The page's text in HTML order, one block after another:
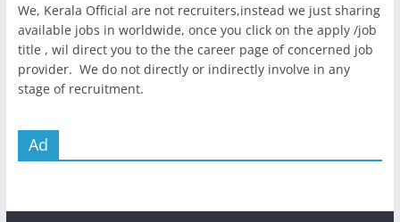
We, Kerala Official are not recruiters,instead we just sharing
available jobs in worldwide, once you click on the apply /job
title , wil direct you to the the career page of concerned job
provider. We do not directly or indirectly involve in any
stage of recruitment.
Ad